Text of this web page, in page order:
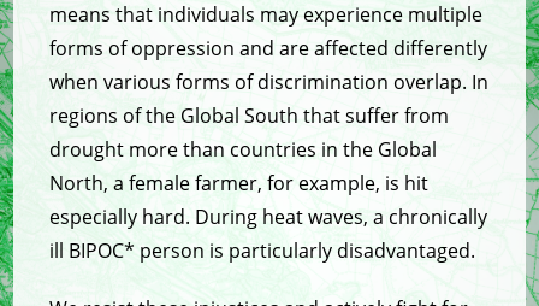
means that individuals may experience multiple
forms of oppression and are affected differently
when various forms of discrimination overlap. In
regions of the Global South that suffer from
drought more than countries in the Global
North, a female farmer, for example, is hit
especially hard. During heat waves, a chronically
ill BIPOC* person is particularly disadvantaged.